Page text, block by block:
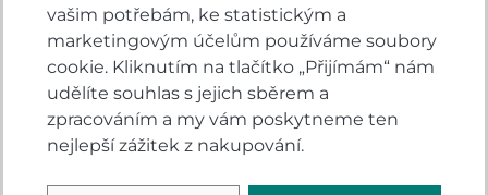
vašim potřebám, ke statistickým a
marketingovým účelům používáme soubory
cookie. Kliknutím na tlačítko „Přijímám“ nám
udělíte souhlas s jejich sběrem a
zpracováním a my vám poskytneme ten
nejlepší zážitek z nakupování.